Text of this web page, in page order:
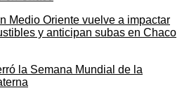
Medio Oriente vuelve a impactar
y anticipan subas en Chaco